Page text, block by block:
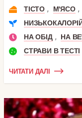
ТІСТО , М'ЯСО ,
НА ОБІД , НА
СТРАВИ В ТЕСТІ
ЧИТАТИ ДАЛІ